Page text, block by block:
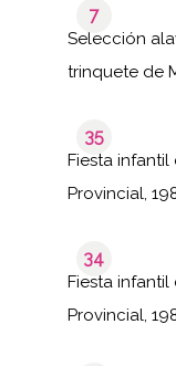
7
Selección
trinquete de
35
Fiesta
Provincial,
34
Fiesta
Provincial,